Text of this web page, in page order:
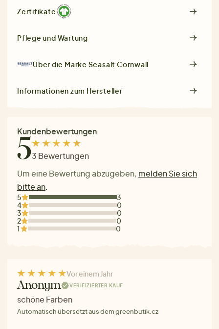
Zertifikate
Pflege und Wartung
Über die Marke Seasalt Cornwall
Informationen zum Hersteller
Kundenbewertungen
53 Bewertungen
Um eine Bewertung abzugeben, melden Sie sich
bitte an.
5
3
4
0
3
0
2
0
1
0
Vor einem Jahr
Anonym VERIFIZIERTER KAUF
schöne Farben
Automatisch übersetzt aus dem greenbutik.cz